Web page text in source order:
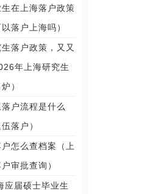
在上海落户政策
落户上海吗）
生落户政策，又又
年上海研究生
）
落户流程是什么
落户）
户怎么查档案（上
审批查询）
应届硕士毕业生